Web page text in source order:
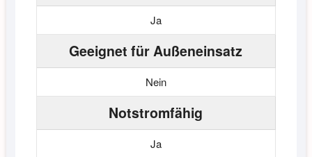
Ja
Geeignet für Außeneinsatz
Nein
Notstromfähig
Ja